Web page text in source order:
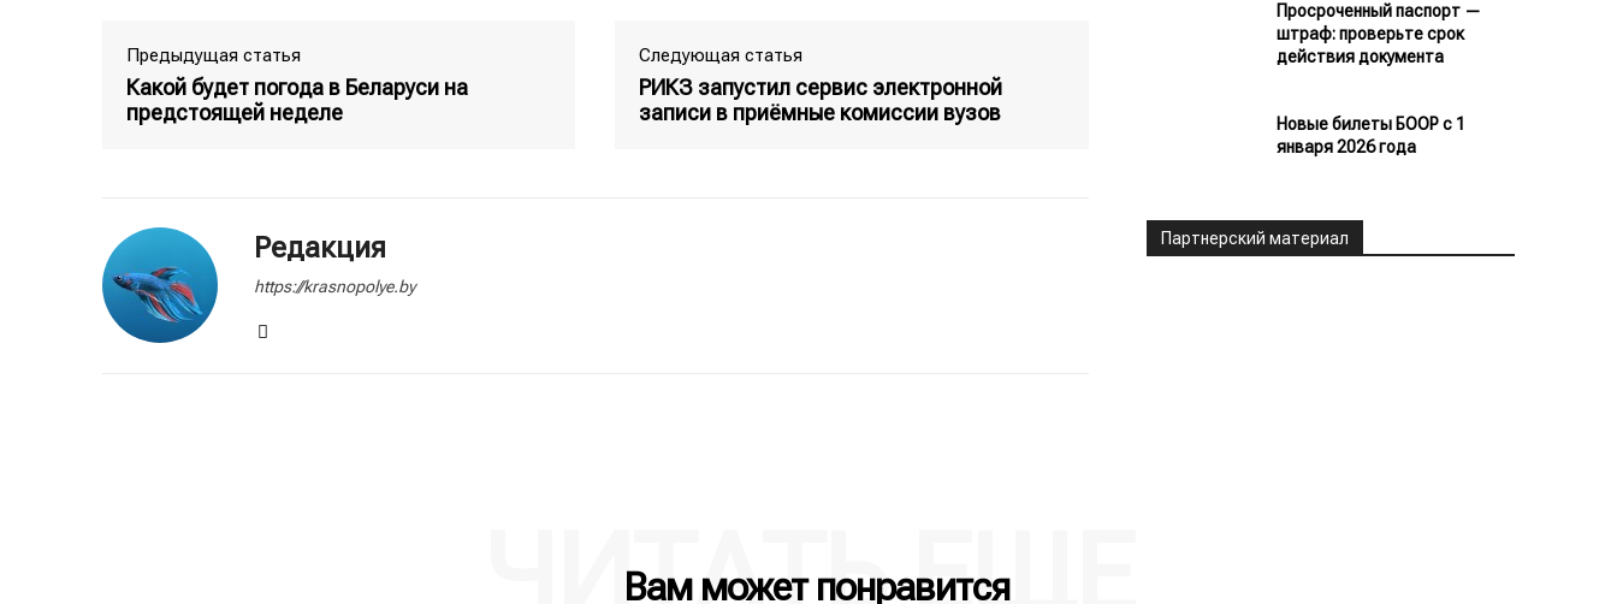
Предыдущая статья
Какой будет погода в Беларуси на
предстоящей неделе
Следующая статья
РИКЗ запустил сервис электронной
записи в приёмные комиссии вузов
Редакция
https://krasnopolye.by
Просроченный паспорт —
штраф: проверьте срок
действия документа
Новые билеты БООР с 1
января 2026 года
Партнерский материал
Вам может понравится
ЧИТАТЬ ЕЩЕ